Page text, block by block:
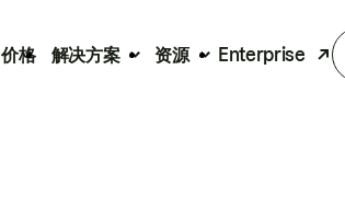
价格 解决方案 资源 Enterprise